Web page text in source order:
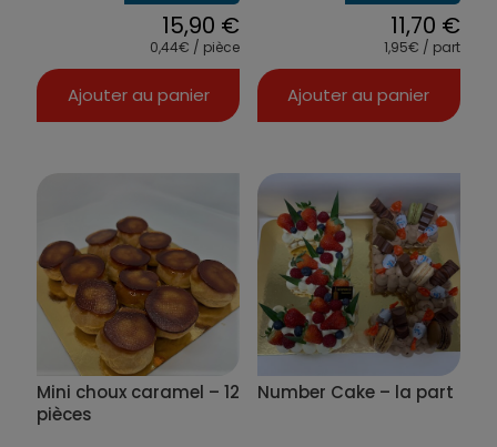
15,90 €
0,44€ / pièce
Ajouter au panier
11,70 €
1,95€ / part
Ajouter au panier
Mini choux caramel – 12
pièces
Number Cake – la part